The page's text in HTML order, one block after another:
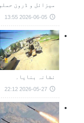
میزائل و ڈرون
2026-06-05 13:55
نشانہ بنایا۔
2026-05-27 22:12